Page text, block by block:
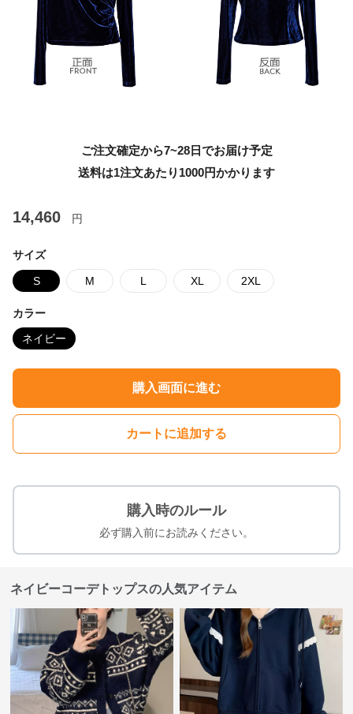
ご注文確定から7~28日でお届け予定
送料は1注文あたり 1000円かかります
14,460 円
サイズ
S M L XL 2XL
カラー
ネイビー
購入画面に進む
カートに追加する
購入時のルール
必ず購入前にお読みください。
ネイビーコーデトップスの人気アイテム